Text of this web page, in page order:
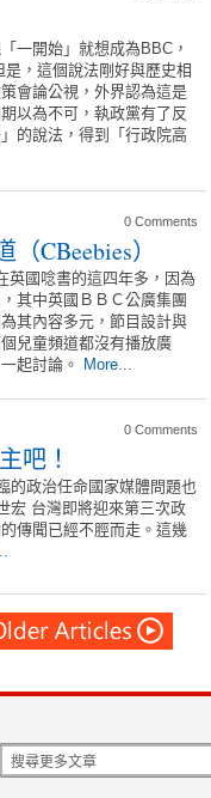
一開始」就想成為BBC，
，這個說法剛好與歷史相
會論公視，外界認為這是
以為不可，執政黨有了反
的說法，得到「行政院高
0 Comments
CBeebies）
英國唸書的這四年多，因為
其中英國ＢＢＣ公廣集團
其內容多元，節目設計與
兒童頻道都沒有播放廣
起討論。
More...
0 Comments
吧！
的政治任命國家媒體問題也
宏 台灣即將迎來第三次政
傳聞已經不脛而走。這幾